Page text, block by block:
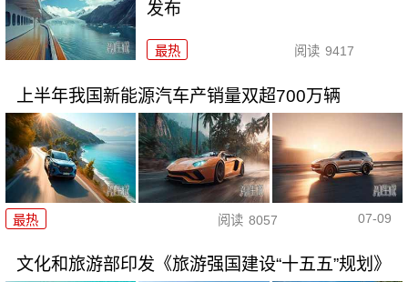
发布
最热 阅读 9417
上半年我国新能源汽车产销量双超700万辆
最热 阅读 8057 07-09
文化和旅游部印发《旅游强国建设“十五五”规划》